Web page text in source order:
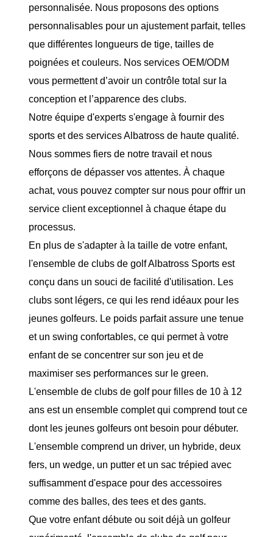
personnalisée. Nous proposons des options
personnalisables pour un ajustement parfait, telles
que différentes longueurs de tige, tailles de
poignées et couleurs. Nos services OEM/ODM
vous permettent d’avoir un contrôle total sur la
conception et l’apparence des clubs.
Notre équipe d'experts s'engage à fournir des
sports et des services Albatross de haute qualité.
Nous sommes fiers de notre travail et nous
efforçons de dépasser vos attentes. À chaque
achat, vous pouvez compter sur nous pour offrir un
service client exceptionnel à chaque étape du
processus.
En plus de s'adapter à la taille de votre enfant,
l'ensemble de clubs de golf Albatross Sports est
conçu dans un souci de facilité d'utilisation. Les
clubs sont légers, ce qui les rend idéaux pour les
jeunes golfeurs. Le poids parfait assure une tenue
et un swing confortables, ce qui permet à votre
enfant de se concentrer sur son jeu et de
maximiser ses performances sur le green.
L'ensemble de clubs de golf pour filles de 10 à 12
ans est un ensemble complet qui comprend tout ce
dont les jeunes golfeurs ont besoin pour débuter.
L'ensemble comprend un driver, un hybride, deux
fers, un wedge, un putter et un sac trépied avec
suffisamment d'espace pour des accessoires
comme des balles, des tees et des gants.
Que votre enfant débute ou soit déjà un golfeur